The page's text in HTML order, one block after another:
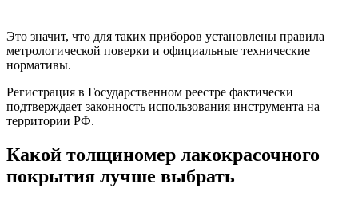
Это значит, что для таких приборов установлены правила
метрологической поверки и официальные технические
нормативы.
Регистрация в Государственном реестре фактически
подтверждает законность использования инструмента на
территории РФ.
Какой толщиномер лакокрасочного
покрытия лучше выбрать